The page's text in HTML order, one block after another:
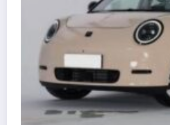
agosto 9, 2026 BS